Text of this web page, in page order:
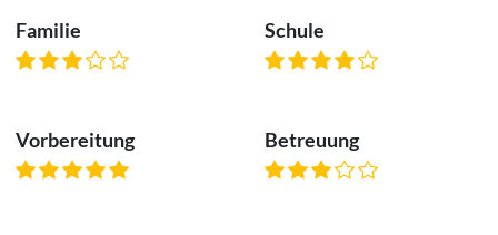
Familie Schule
Vorbereitung Betreuung